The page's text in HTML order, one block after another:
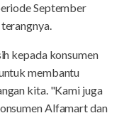
September
kepada konsumen
membantu
kita. "Kami juga
Alfamart dan